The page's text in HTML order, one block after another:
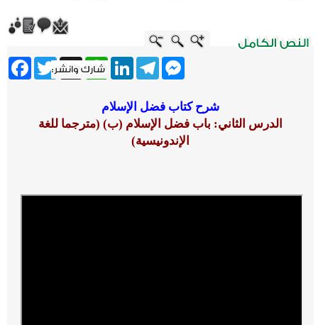
Twitter X
WhatsApp
LinkedInTelegram
Messenger
شرح كتاب فضل الإسلام
الدرس الثاني: باب فضل الإسلام (ب) (مترجما للغة
الإندونيسية)